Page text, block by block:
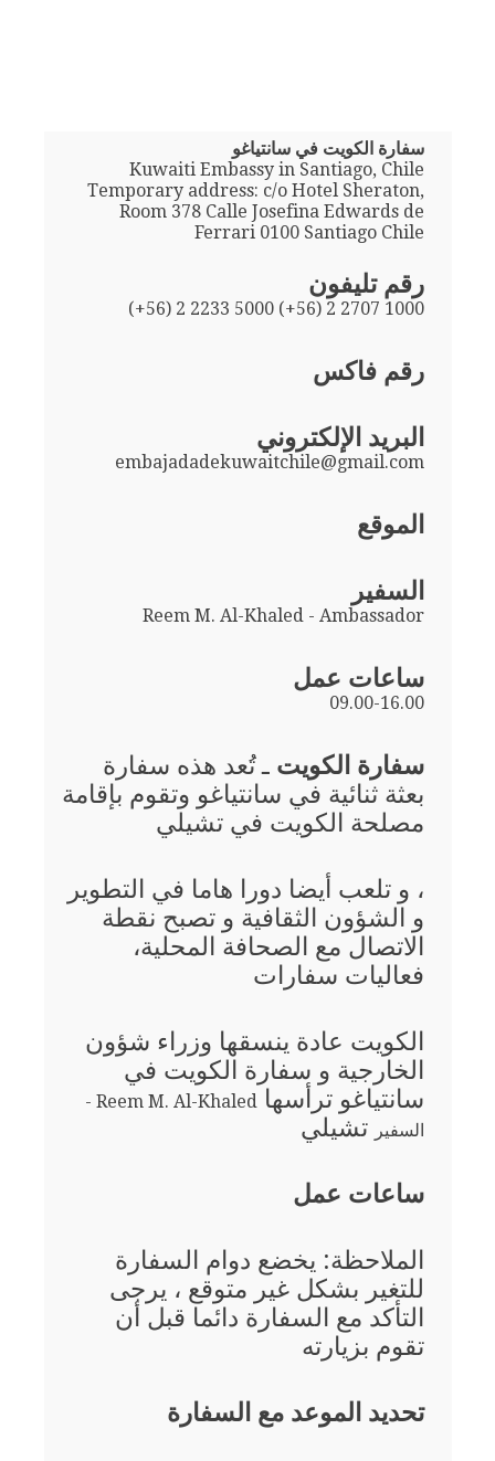
سفارة الكويت في سانتياغو
Kuwaiti Embassy in Santiago, Chile
Temporary address: c/o Hotel Sheraton,
Room 378 Calle Josefina Edwards de
Ferrari 0100 Santiago Chile
رقم تليفون
(+56) 2 2233 5000 (+56) 2 2707 1000
رقم فاكس
البريد الإلكتروني
embajadadekuwaitchile@gmail.com
الموقع
السفير
Reem M. Al-Khaled - Ambassador
ساعات عمل
09.00-16.00
سفارة الكويت ـ تُعد هذه سفارة
بعثة ثنائية في سانتياغو وتقوم بإقامة
مصلحة الكويت في تشيلي
، و تلعب أيضا دورا هاما في التطوير
و الشؤون الثقافية و تصبح نقطة
الاتصال مع الصحافة المحلية،
فعاليات سفارات
الكويت عادة ينسقها وزراء شؤون
الخارجية و سفارة الكويت في
سانتياغو ترأسها
Reem M. Al-Khaled -
السفير تشيلي
ساعات عمل
الملاحظة: يخضع دوام السفارة
للتغير بشكل غير متوقع ، يرجى
التأكد مع السفارة دائما قبل أن
تقوم بزيارته
تحديد الموعد مع السفارة